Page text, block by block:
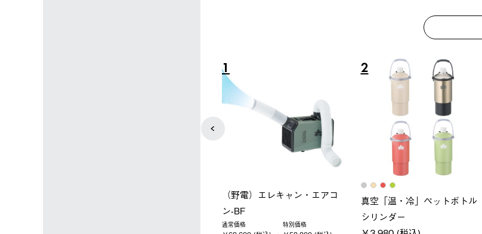
5
ソーラーブロック 風抜きQセ
ットタープ 250-BG
￥21,800 (税込)
6
ポケモン Tシャツ
￥5,700 (税込)